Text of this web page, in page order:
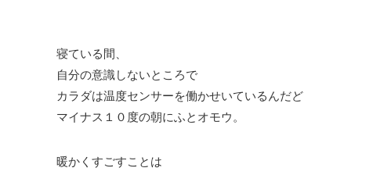
寝ている間、
自分の意識しないところで
カラダは温度センサーを働かせいているんだど
マイナス１０度の朝にふとオモウ。
暖かくすごすことは